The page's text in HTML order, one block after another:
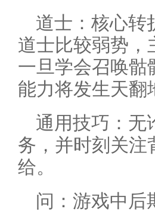
道士：核心转
道士比较弱势，
一旦学会召唤骷
能力将发生天翻
通用技巧：无
务，并时刻关注
给。
问：游戏中后